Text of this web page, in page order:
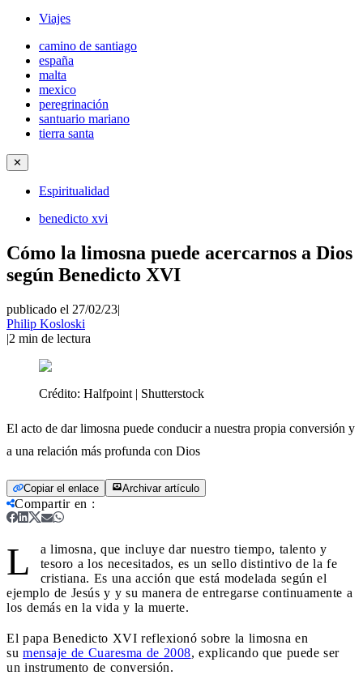
Viajes
camino de santiago
españa
malta
mexico
peregrinación
santuario mariano
tierra santa
✕
Espiritualidad
benedicto xvi
Cómo la limosna puede acercarnos a Dios
según Benedicto XVI
publicado el 27/02/23|
Philip Kosloski
|2 min de lectura
Crédito: Halfpoint | Shutterstock
El acto de dar limosna puede conducir a nuestra propia conversión y
a una relación más profunda con Dios
Copiar el enlace Archivar artículo
Compartir en :
L
a limosna, que incluye dar nuestro tiempo, talento y
tesoro a los necesitados, es un sello distintivo de la fe
cristiana. Es una acción que está modelada según el
ejemplo de Jesús y y su manera de entregarse continuamente a
los demás en la vida y la muerte.
El papa Benedicto XVI reflexionó sobre la limosna en
su mensaje de Cuaresma de 2008, explicando que puede ser
un instrumento de conversión.